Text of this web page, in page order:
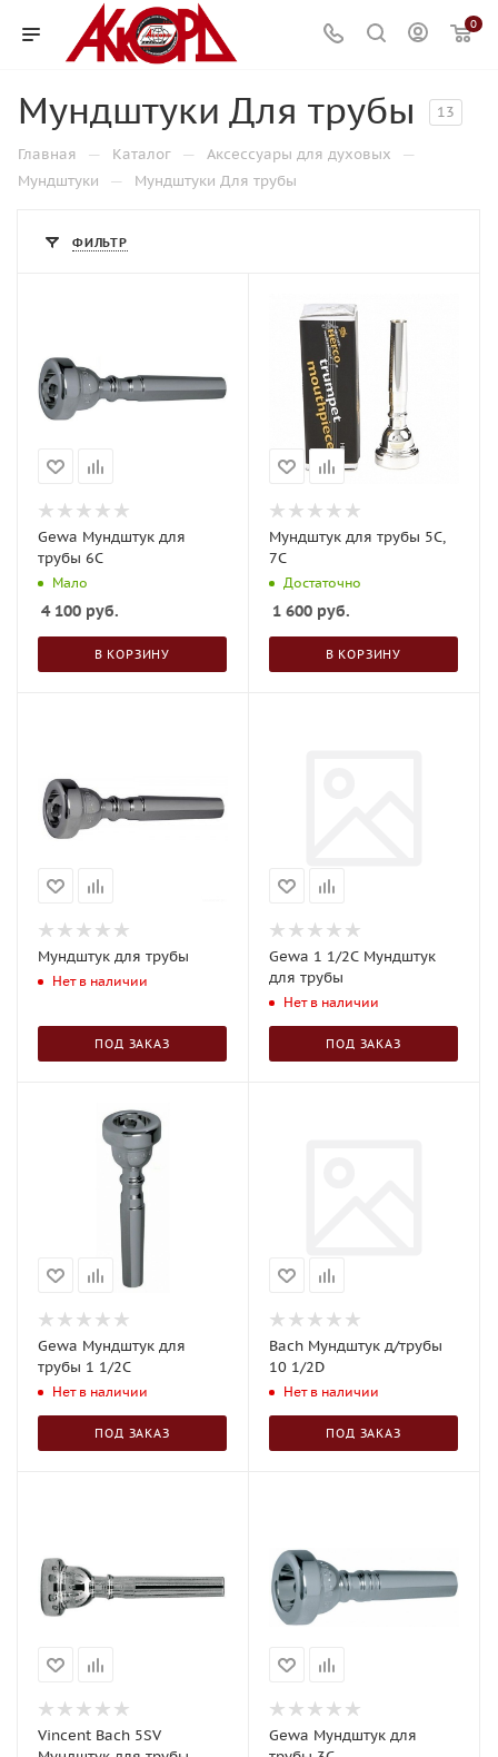
0
Мундштуки Для трубы 13
Главная — Каталог — Аксессуары для духовых —
Мундштуки — Мундштуки Для трубы
ФИЛЬТР
Gewa Мундштук для
трубы 6C
Мало
4 100 руб.
В КОРЗИНУ
Мундштук для трубы 5С,
7С
Достаточно
1 600 руб.
В КОРЗИНУ
Мундштук для трубы
Нет в наличии
ПОД ЗАКАЗ
Gewa 1 1/2C Мундштук
для трубы
Нет в наличии
ПОД ЗАКАЗ
Gewa Мундштук для
трубы 1 1/2C
Нет в наличии
ПОД ЗАКАЗ
Bach Мундштук д/трубы
10 1/2D
Нет в наличии
ПОД ЗАКАЗ
Vincent Bach 5SV
Gewa Мундштук для